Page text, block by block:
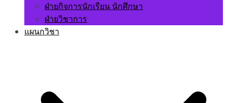
ฝ่ายกิจการนักเรียน นักศึกษา
ฝ่ายวิชาการ
แผนกวิชา